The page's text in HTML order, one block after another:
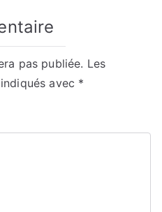
pas publiée. Les
avec *